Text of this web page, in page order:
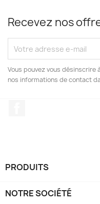
Recevez nos
Vous pouvez vous désinscrire
nos informations de contact
PRODUITS
NOTRE SOCIÉTÉ